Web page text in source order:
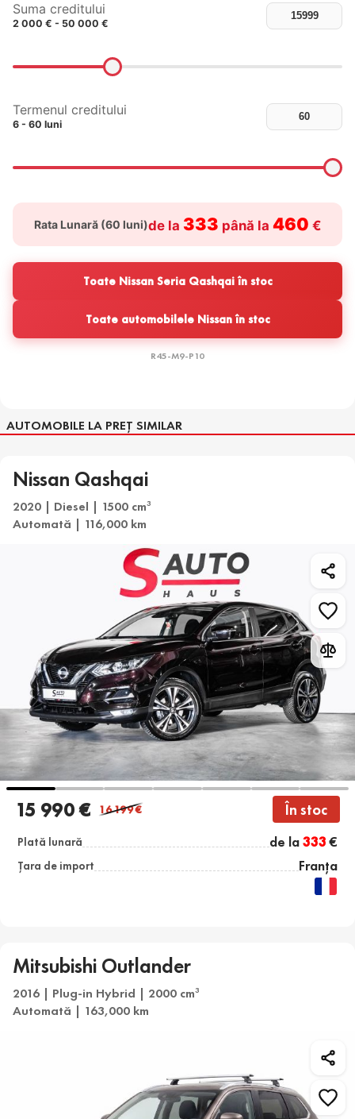
Suma creditului
2 000 € - 50 000 €
Termenul creditului
6 - 60 luni
Rata Lunară (60 luni)de la 333 până la 460 €
Toate Nissan Seria Qashqai în stoc
Toate automobilele Nissan în stoc
R45-M9-P10
AUTOMOBILE LA PREȚ SIMILAR
Nissan Qashqai
2020 | Diesel | 1500 cm3
Automată | 116,000 km
15 990 € 16 199€ În stoc
Plată lunară de la333€
Țara de import Franța
Mitsubishi Outlander
2016 | Plug-in Hybrid | 2000 cm3
Automată | 163,000 km